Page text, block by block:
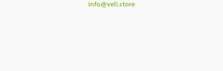
info@veli.store